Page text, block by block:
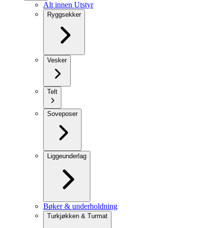
Alt innen Utstyr
Ryggsekker
Vesker
Telt
Soveposer
Liggeunderlag
Bøker & underholdning
Turkjøkken & Turmat